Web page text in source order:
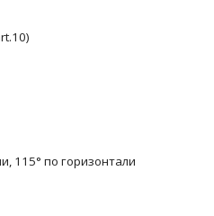
115° по горизонтали